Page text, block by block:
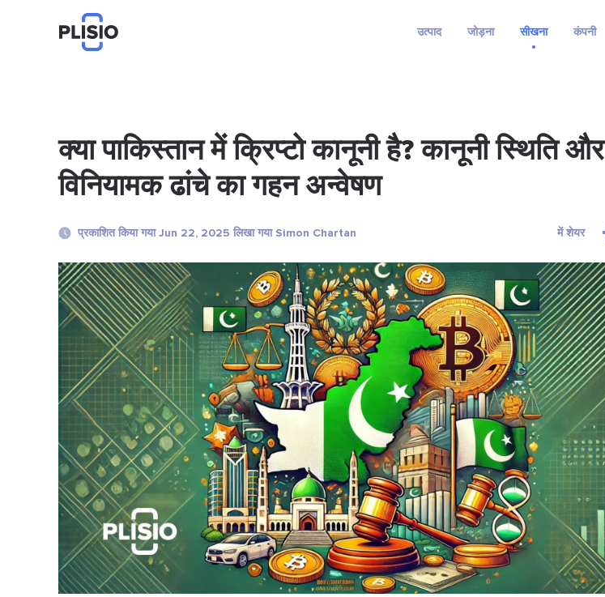
उत्पाद जोड़ना सीखना कंपनी
क्या पाकिस्तान में क्रिप्टो कानूनी है? कानूनी स्थिति और
विनियामक ढांचे का गहन अन्वेषण
प्रकाशित किया गया Jun 22, 2025 लिखा गया Simon Chartan में शेयर